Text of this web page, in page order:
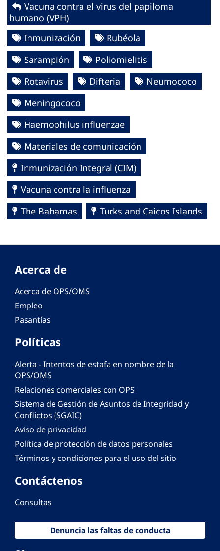
Vacuna contra el virus del papiloma
humano (VPH)
Inmunización
Rubéola
Sarampión
Poliomielitis
Rotavirus
Difteria
Neumococo
Meningococo
Haemophilus influenzae
Materiales de comunicación
Inmunización Integral (CIM)
Vacuna contra la influenza
The Bahamas
Turks and Caicos Islands
Acerca de
Acerca de OPS/OMS
Empleo
Pasantías
Políticas
Alerta - Intentos de estafa en nombre de la
OPS/OMS
Relaciones comerciales con OPS
Sistema de Gestión de Asuntos de Integridad y
Conflictos (SGAIC)
Aviso de privacidad
Política de protección de datos personales
Términos y condiciones para el uso del sitio
Contáctenos
Consultas
Denuncia las faltas de conducta